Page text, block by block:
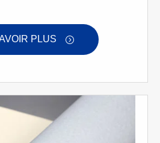
PLUS 